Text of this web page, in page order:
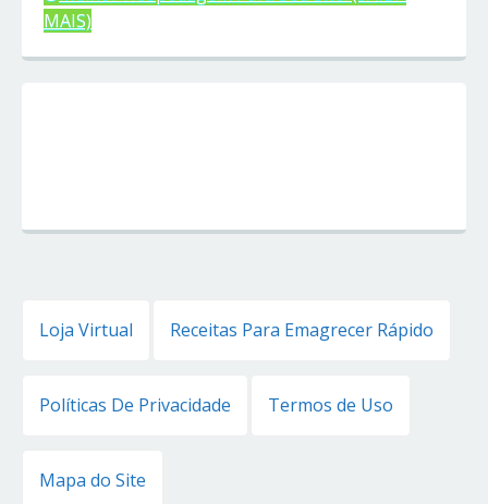
MAIS)
Loja Virtual Receitas Para Emagrecer Rápido
Políticas De Privacidade Termos de Uso
Mapa do Site